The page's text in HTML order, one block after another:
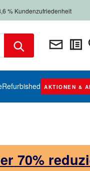
% Kundenzufriedenheit
Refurbished AKTIONEN &
70%